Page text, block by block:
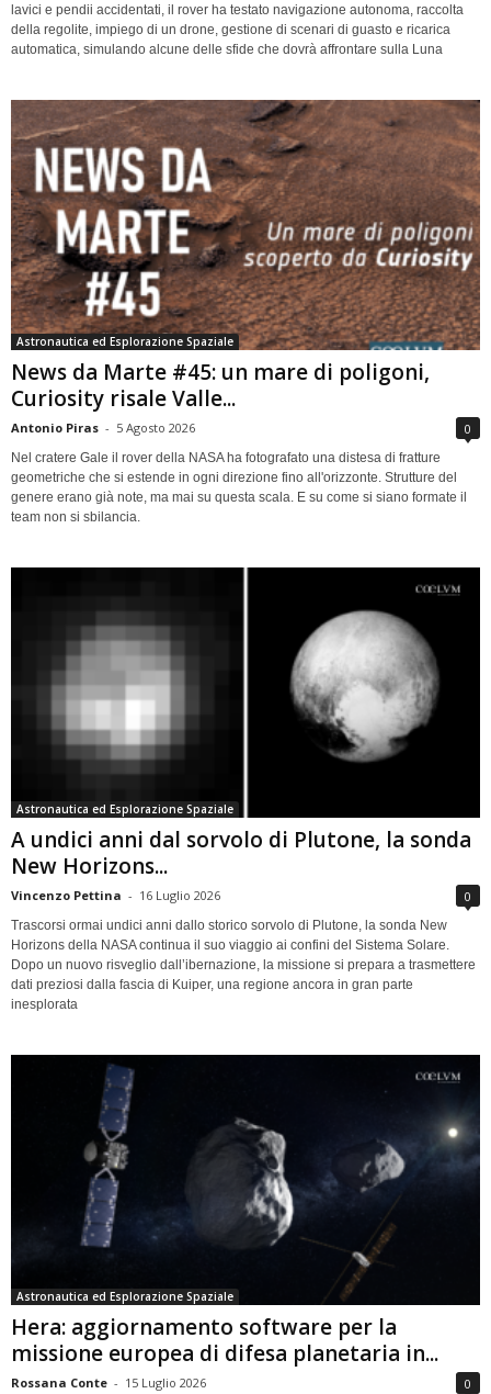
lavici e pendii accidentati, il rover ha testato navigazione autonoma, raccolta
della regolite, impiego di un drone, gestione di scenari di guasto e ricarica
automatica, simulando alcune delle sfide che dovrà affrontare sulla Luna
Astronautica ed Esplorazione Spaziale
News da Marte #45: un mare di poligoni,
Curiosity risale Valle...
Antonio Piras - 5 Agosto 2026 0
Nel cratere Gale il rover della NASA ha fotografato una distesa di fratture
geometriche che si estende in ogni direzione fino all'orizzonte. Strutture del
genere erano già note, ma mai su questa scala. E su come si siano formate il
team non si sbilancia.
Astronautica ed Esplorazione Spaziale
A undici anni dal sorvolo di Plutone, la sonda
New Horizons...
Vincenzo Pettina - 16 Luglio 2026 0
Trascorsi ormai undici anni dallo storico sorvolo di Plutone, la sonda New
Horizons della NASA continua il suo viaggio ai confini del Sistema Solare.
Dopo un nuovo risveglio dall’ibernazione, la missione si prepara a trasmettere
dati preziosi dalla fascia di Kuiper, una regione ancora in gran parte
inesplorata
Astronautica ed Esplorazione Spaziale
Hera: aggiornamento software per la
missione europea di difesa planetaria in...
Rossana Conte - 15 Luglio 2026 0